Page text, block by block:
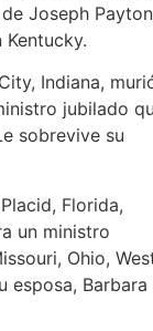
Joseph
Indiana,
jubilado
sobrevive su
Florida,
un ministro
Ohio,
esposa, Barbara